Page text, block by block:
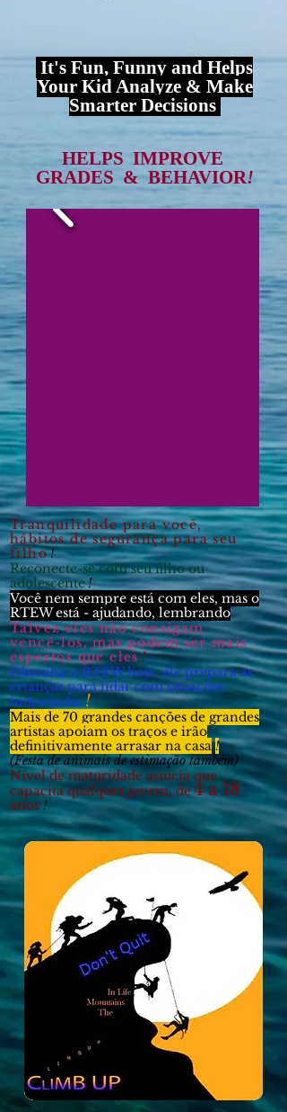
It's Fun, Funny and Helps
Your Kid Analyze & Make
Smarter Decisions
HELPS IMPROVE
GRADES & BEHAVIOR!
Tranquilidade para você,
hábitos de segurança para seu
filho!
Reconecte-se com seu filho ou
adolescente!
Você nem sempre está com eles, mas o
RTEW está - ajudando, lembrando
Talvez eles não consigam
vencê-los, mas podem ser mais
espertos que eles!
Obtenha o RTEW hoje, ele prepara as
crianças para lidar com situações
indesejadas!
Mais de 70 grandes canções de grandes
artistas apoiam os traços e irão
definitivamente arrasar na casa !
(Festa de animais de estimação também)
Nível de maturidade astúcia que
capacita qualquer jovem, de4 a 18
anos !